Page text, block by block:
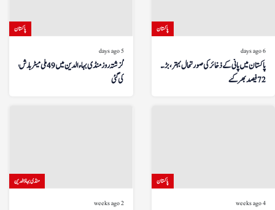
پاکستان
5 days ago
گزشتہ روز منڈی بہاءالدین میں 49 ملی میٹر بارش ریکارڈ
کی گئی
پاکستان
6 days ago
پاکستان میں پانی کے ذخائر کی صورتحال بہتر، بڑے ڈیم
72 فیصد بھر گئے
منڈی بہاؤالدین
2 weeks ago
پاکستان
4 weeks ago